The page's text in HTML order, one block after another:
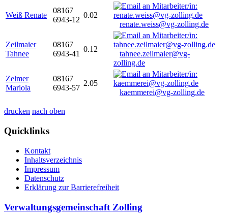
Weiß Renate
08167
6943-12
0.02
renate.weiss@vg-zolling.de
Zeilmaier
Tahnee
08167
6943-41
0.12
tahnee.zeilmaier@vg-
zolling.de
Zelmer
Mariola
08167
6943-57
2.05
kaemmerei@vg-zolling.de
drucken nach oben
Quicklinks
Kontakt
Inhaltsverzeichnis
Impressum
Datenschutz
Erklärung zur Barrierefreiheit
Verwaltungsgemeinschaft Zolling